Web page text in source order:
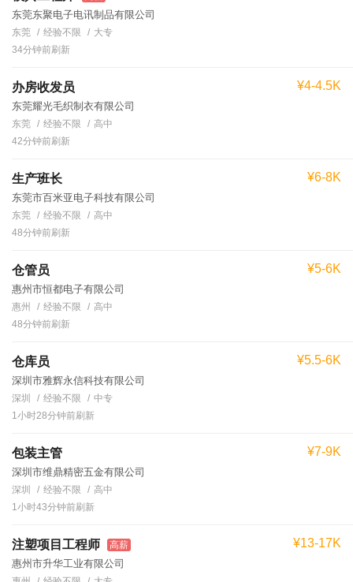
东莞东聚电子电讯制品有限公司
东莞 经验不限
大专
34分钟前刷新
办房收发员
东莞耀光毛织制衣有限公司
¥4-4.5K
东莞 经验不限
高中
42分钟前刷新
生产班长
东莞市百米亚电子科技有限公司
¥6-8K
东莞 经验不限
高中
48分钟前刷新
仓管员
惠州市恒都电子有限公司
¥5-6K
惠州 经验不限
高中
48分钟前刷新
仓库员
深圳市雅辉永信科技有限公司
¥5.5-6K
深圳 经验不限
中专
1小时28分钟前刷新
包装主管
深圳市维鼎精密五金有限公司
¥7-9K
深圳 经验不限
高中
1小时43分钟前刷新
注塑项目工程师 高薪
惠州市升华工业有限公司
¥13-17K